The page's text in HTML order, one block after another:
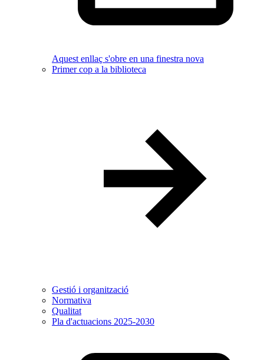
Aquest enllaç s'obre en una finestra nova
Primer cop a la biblioteca
Gestió i organització
Normativa
Qualitat
Pla d'actuacions 2025-2030